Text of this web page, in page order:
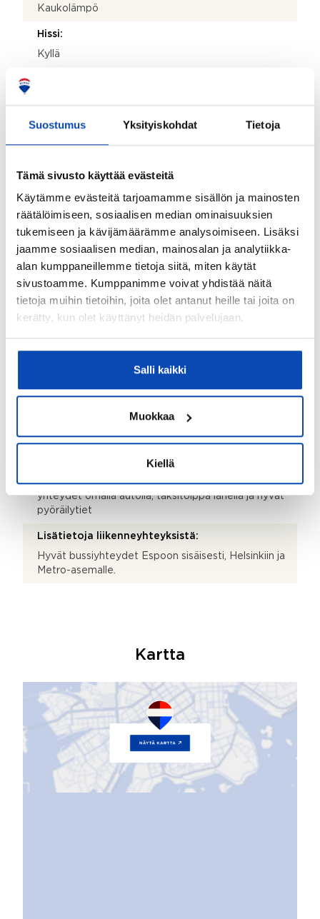
Suostumus Yksityiskohdat Tietoja
Tämä sivusto käyttää evästeitä
Käytämme evästeitä tarjoamamme sisällön ja mainosten
räätälöimiseen, sosiaalisen median ominaisuuksien
tukemiseen ja kävijämäärämme analysoimiseen. Lisäksi
jaamme sosiaalisen median, mainosalan ja analytiikka-
alan kumppaneillemme tietoja siitä, miten käytät
sivustoamme. Kumppanimme voivat yhdistää näitä
tietoja muihin tietoihin, joita olet antanut heille tai joita on
kerätty, kun olet käyttänyt heidän palvelujaan.
Salli kaikki
Muokkaa
Kiellä
Kaukolämpö
Hissi:
Kyllä
Lisätietoja autopaikasta:
Vuokrataan yhtiöltä jonotuskäytönnön mukaisesti
Tontin omistus:
Kaavoitus:
Asemakaava
Palvelut:
kampaamo, kioski ja muita palveluja Kuunkehrän
aukiolla.
Bussipysäkki lähellä, metroasema lähellä, sujuvat
yhteydet omalla autolla, taksitolppa lähellä ja hyvät
pyöräilytiet
Lisätietoja liikenneyhteyksistä:
Hyvät bussiyhteydet Espoon sisäisesti, Helsinkiin ja
Metro-asemalle.
Kartta